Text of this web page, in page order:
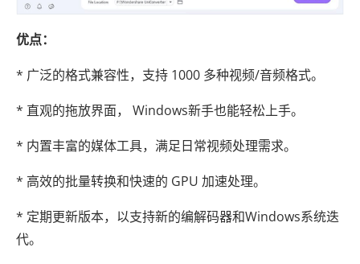
优点：
* 广泛的格式兼容性，支持 1000 多种视频/音频格式。
* 直观的拖放界面， Windows新手也能轻松上手。
* 内置丰富的媒体工具，满足日常视频处理需求。
* 高效的批量转换和快速的 GPU 加速处理。
* 定期更新版本，以支持新的编解码器和Windows系统迭
代。